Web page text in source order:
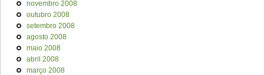
novembro 2008
outubro 2008
setembro 2008
agosto 2008
maio 2008
abril 2008
março 2008